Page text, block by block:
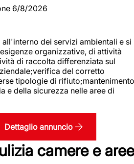
6/8/2026
all'interno dei servizi ambientali e si
organizzative, di attività
di raccolta differenziata sul
del corretto
tipologie di rifiuto;mantenimento
e della sicurezza nelle aree di
Dettaglio annuncio
camere e aree